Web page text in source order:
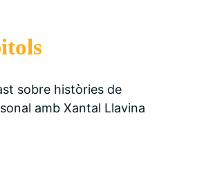
sobre històries de
amb Xantal Llavina